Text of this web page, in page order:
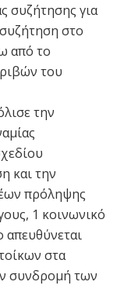
συζήτησης για
στο
από το
του
την
και την
πρόληψης
1 κοινωνικό
απευθύνεται
στα
συνδρομή των